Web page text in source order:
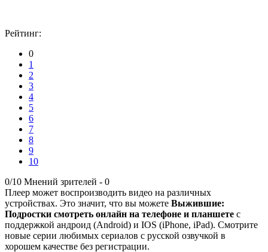
Рейтинг:
0
1
2
3
4
5
6
7
8
9
10
0/10 Мнений зрителей - 0
Плеер может воспроизводить видео на различных
устройствах. Это значит, что вы можете Выжившие:
Подростки смотреть онлайн на телефоне и планшете с
поддержкой андроид (Android) и IOS (iPhone, iPad). Смотрите
новые серии любимых сериалов с русской озвучкой в
хорошем качестве без регистрации.